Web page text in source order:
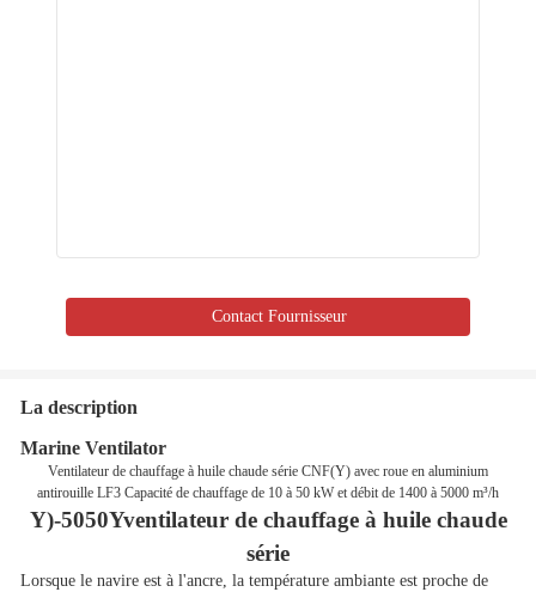
Contact Fournisseur
La description
Marine Ventilator
Ventilateur de chauffage à huile chaude série CNF(Y) avec roue en aluminium
antirouille LF3 Capacité de chauffage de 10 à 50 kW et débit de 1400 à 5000 m³/h
Y)-5050Yventilateur de chauffage à huile chaude
série
Lorsque le navire est à l'ancre, la température ambiante est proche de